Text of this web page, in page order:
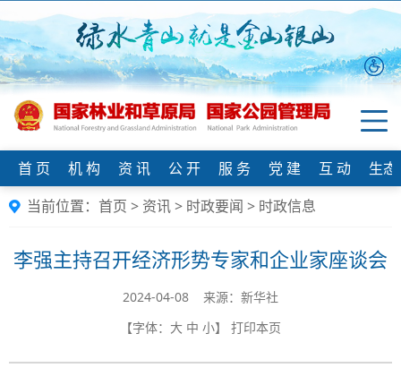
首 页 机 构 资 讯 公 开 服 务 党 建 互 动
生
当前位置： 首页 > 资讯> 时政要闻 > 时政信息
李强主持召开经济形势专家和企业家座谈会
2024-04-08 来源：新华社
【字体： 大 中 小】 打印本页